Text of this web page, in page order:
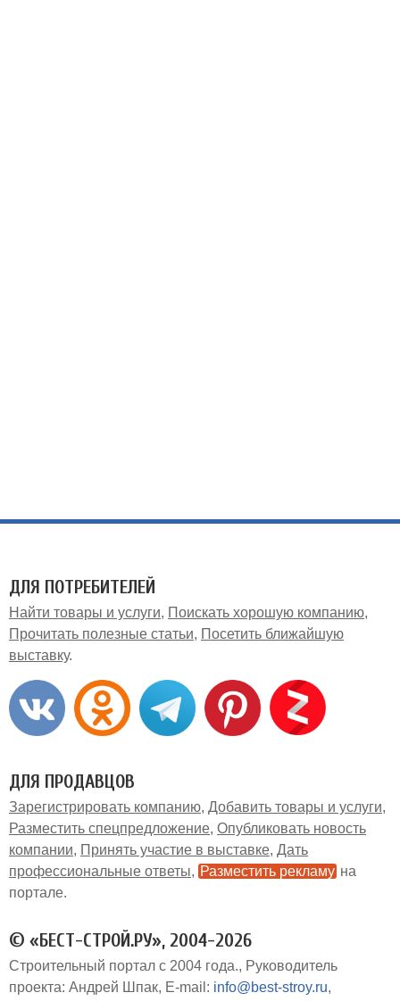
ДЛЯ ПОТРЕБИТЕЛЕЙ
Найти товары и услуги
Поискать хорошую компанию
Прочитать полезные статьи
Посетить ближайшую
выставку
ДЛЯ ПРОДАВЦОВ
Зарегистрировать компанию Добавить товары и услуги
Разместить спецпредложение Опубликовать новость
компании
Принять участие в выставке Дать
профессиональные ответы
Разместить рекламу на
портале
© «БЕСТ-СТРОЙ.РУ», 2004-2026
Строительный портал с 2004 года.
Руководитель
проекта: Андрей Шпак E-mail: info@best-stroy.ru